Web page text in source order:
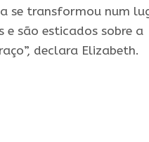
se transformou num
e são esticados sobre a
declara Elizabeth.